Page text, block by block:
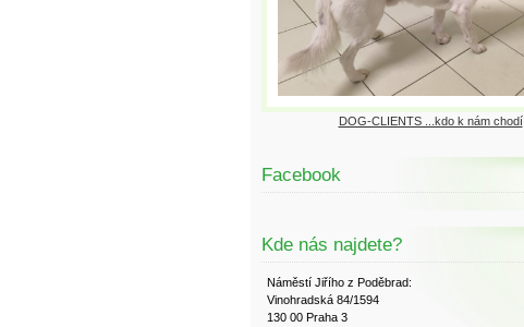
DOG-CLIENTS ...kdo k nám chodí
Facebook
Kde nás najdete?
Náměstí Jiřího z Poděbrad:
Vinohradská 84/1594
130 00 Praha 3